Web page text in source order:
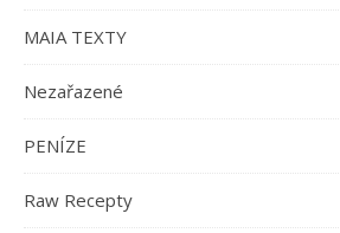
MAIA TEXTY
Nezařazené
PENÍZE
Raw Recepty